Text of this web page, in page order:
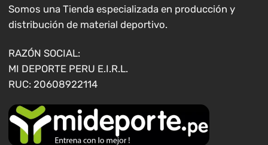
elegir
en
página
de
producto
elegir
en
Somos una Tienda especializada en producción y
distribución de material deportivo.
RAZÓN SOCIAL:
MI DEPORTE PERU E.I.R.L.
RUC: 20608922114